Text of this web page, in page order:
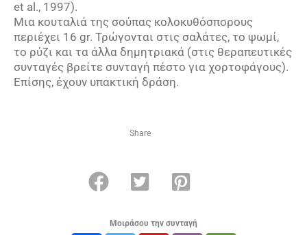
et al., 1997).
Μια κουταλιά της σούπας κολοκυθόσπορους
περιέχει 16 gr. Τρώγονται στις σαλάτες, το ψωμί,
το ρύζι και τα άλλα δημητριακά (στις θεραπευτικές
συνταγές βρείτε συνταγή πέστο για χορτοφάγους).
Επίσης, έχουν υπακτική δράση.
Share
Μοιράσου την συνταγή